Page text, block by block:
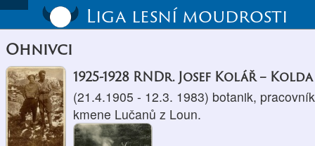
Liga lesní moudrosti
Ohnivci
1925-1928 RNDr. Josef Kolář – Kolda
(21.4.1905 - 12.3. 1983) botanik,
kmene Lučanů z Loun.